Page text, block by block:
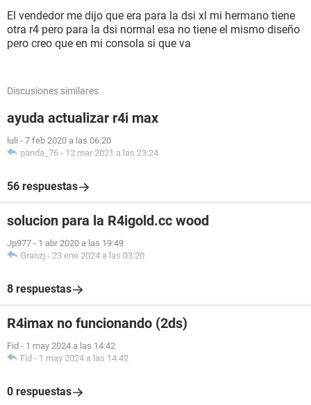
El vendedor me dijo que era para la dsi xl mi hermano tiene
otra r4 pero para la dsi normal esa no tiene el mismo diseño
pero creo que en mi consola si que va
Discusiones similares
ayuda actualizar r4i max
luli - 7 feb 2020 a las 06:20
panda_76 - 12 mar 2021 a las 23:24
56 respuestas
solucion para la R4igold.cc wood
Jp977 - 1 abr 2020 a las 19:49
Granzj - 23 ene 2024 a las 03:20
8 respuestas
R4imax no funcionando (2ds)
Fid - 1 may 2024 a las 14:42
Fid - 1 may 2024 a las 14:42
0 respuestas